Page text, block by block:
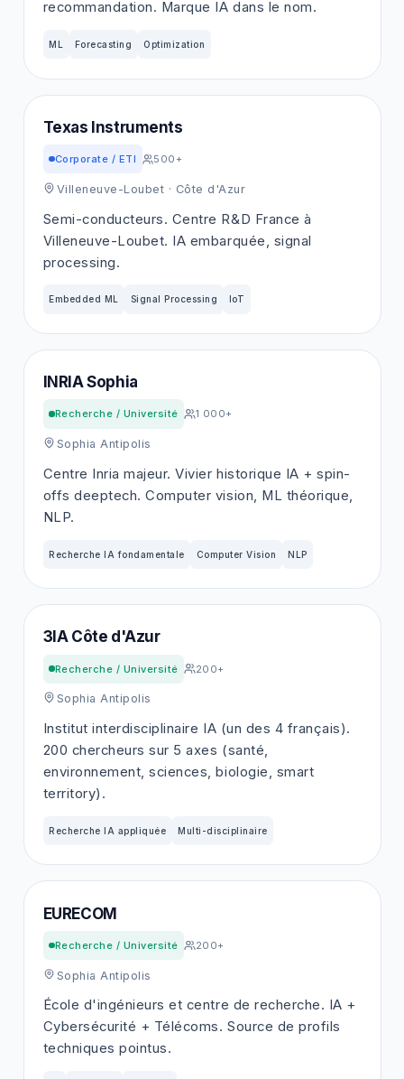
recommandation. Marque IA dans le nom.
ML Forecasting Optimization
Texas Instruments
Corporate / ETI 500+
Villeneuve-Loubet · Côte d'Azur
Semi-conducteurs. Centre R&D France à
Villeneuve-Loubet. IA embarquée, signal
processing.
Embedded ML Signal Processing IoT
INRIA Sophia
Recherche / Université 1 000+
Sophia Antipolis
Centre Inria majeur. Vivier historique IA + spin-
offs deeptech. Computer vision, ML théorique,
NLP.
Recherche IA fondamentale Computer Vision NLP
3IA Côte d'Azur
Recherche / Université 200+
Sophia Antipolis
Institut interdisciplinaire IA (un des 4 français).
200 chercheurs sur 5 axes (santé,
environnement, sciences, biologie, smart
territory).
Recherche IA appliquée Multi-disciplinaire
EURECOM
Recherche / Université 200+
Sophia Antipolis
École d'ingénieurs et centre de recherche. IA +
Cybersécurité + Télécoms. Source de profils
techniques pointus.